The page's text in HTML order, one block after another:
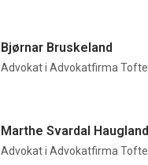
Bjørnar Bruskeland
Advokat i Advokatfirma
Marthe Svardal Haugland
Advokat i Advokatfirma